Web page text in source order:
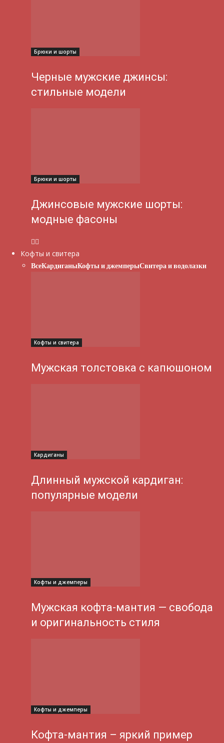
Брюки и шорты
Черные мужские джинсы:
стильные модели
Брюки и шорты
Джинсовые мужские шорты:
модные фасоны
Кофты и свитера
ВсеКардиганыКофты и джемперыСвитера и водолазки
Кофты и свитера
Мужская толстовка с капюшоном
Кардиганы
Длинный мужской кардиган:
популярные модели
Кофты и джемперы
Мужская кофта-мантия — свобода
и оригинальность стиля
Кофты и джемперы
Кофта-мантия – яркий пример